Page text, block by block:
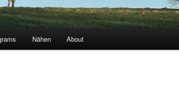
Nähen About